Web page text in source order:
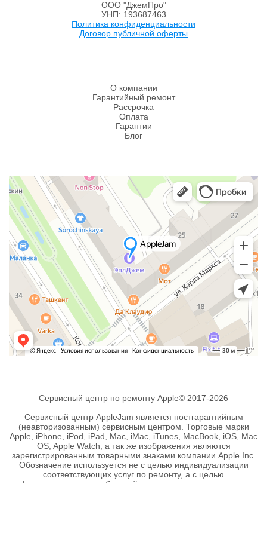
ООО "ДжемПро"
УНП: 193687463
Политика конфиденциальности
Договор публичной оферты
О компании
Гарантийный ремонт
Рассрочка
Оплата
Гарантии
Блог
Сервисный центр по ремонту Apple© 2017-2026
Сервисный центр AppleJam является постгарантийным
(неавторизованным) сервисным центром. Торговые марки
Apple, iPhone, iPod, iPad, Mac, iMac, iTunes, MacBook, iOS, Mac
OS, Apple Watch, а так же изображения являются
зарегистрированным товарными знаками компании Apple Inc.
Обозначение используется не с целью индивидуализации
соответствующих услуг по ремонту, а с целью
информирования потребителей о предоставляемых услугах в